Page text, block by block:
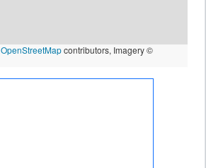
OpenStreetMapcontributors, Imagery ©